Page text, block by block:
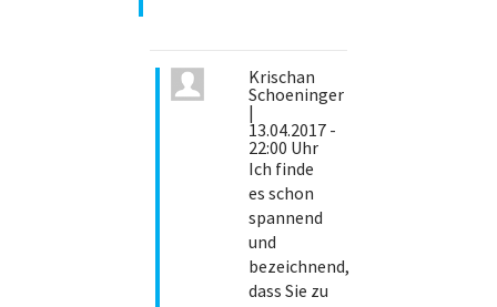
Krischan
Schoeninger
|
13.04.2017 -
22:00 Uhr
Ich finde
es schon
spannend
und
bezeichnend,
dass Sie zu